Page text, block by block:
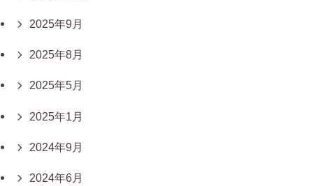
2025年9月
2025年8月
2025年5月
2025年1月
2024年9月
2024年6月